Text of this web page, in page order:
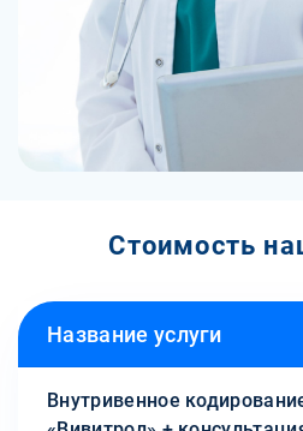
Стоимость
Название услуги
Внутривенное